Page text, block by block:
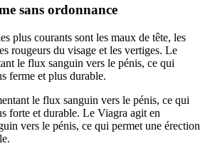
sans ordonnance
plus courants sont les maux de tête, les
rougeurs du visage et les vertiges. Le
le flux sanguin vers le pénis, ce qui
ferme et plus durable.
le flux sanguin vers le pénis, ce qui
forte et durable. Le Viagra agit en
vers le pénis, ce qui permet une érection